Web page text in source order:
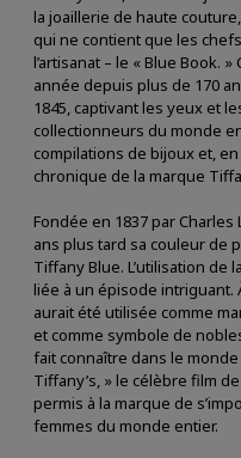
la joaillerie de haute
qui ne contient que les
l’artisanat – le « Blue Book.
année depuis plus de 170
1845, captivant les yeux et
collectionneurs du monde
compilations de bijoux et,
chronique de la marque
Fondée en 1837 par
ans plus tard sa couleur de
Tiffany Blue. L’utilisation
liée à un épisode intriguant.
aurait été utilisée comme
et comme symbole de
fait connaître dans le
Tiffany’s, » le célèbre film
permis à la marque de
femmes du monde entier.